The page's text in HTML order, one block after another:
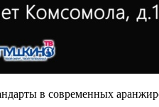
в современных